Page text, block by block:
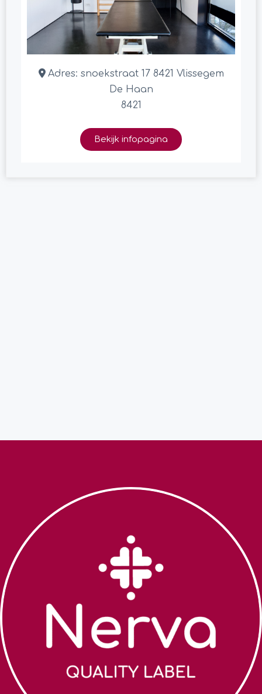
Adres: snoekstraat 17 8421 Vlissegem
De Haan
8421
Bekijk infopagina